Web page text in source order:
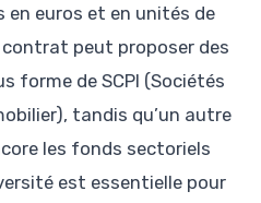
en euros et en unités de
peut proposer des
forme de SCPI (Sociétés
tandis qu’un autre
les fonds sectoriels
est essentielle pour